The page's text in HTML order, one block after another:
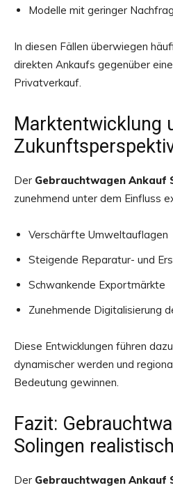
Modelle mit geringer
In diesen Fällen überwiegen
direkten Ankaufs gegenüber
Privatverkauf.
Marktentwicklung
Der Gebrauchtwagen Ankauf
zunehmend unter dem Einfluss
Verschärfte Umweltauflagen
Steigende Reparatur- und
Schwankende Exportmärkte
Zunehmende Digitalisierung
Diese Entwicklungen führen
dynamischer werden und
Bedeutung gewinnen.
Fazit:
Solingen
Der Gebrauchtwagen Ankauf